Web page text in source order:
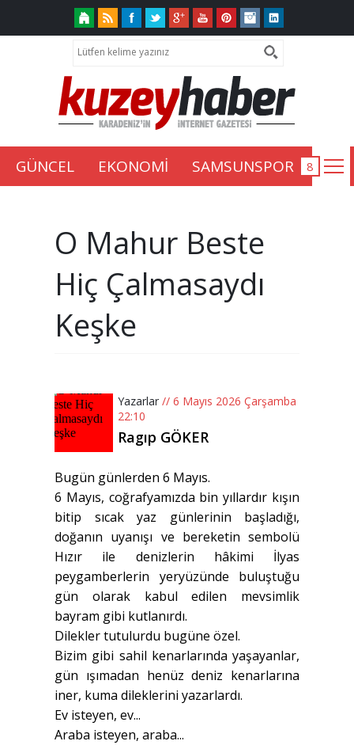
GÜNCEL EKONOMİ SAMSUNSPOR
O Mahur Beste
Hiç Çalmasaydı
Keşke
Yazarlar // 6 Mayıs 2026 Çarşamba
22:10
Ragıp GÖKER
Bugün günlerden 6 Mayıs.
6 Mayıs, coğrafyamızda bin yıllardır kışın
bitip sıcak yaz günlerinin başladığı,
doğanın uyanışı ve bereketin sembolü
Hızır ile denizlerin hâkimi İlyas
peygamberlerin yeryüzünde buluştuğu
gün olarak kabul edilen mevsimlik
bayram gibi kutlanırdı.
Dilekler tutulurdu bugüne özel.
Bizim gibi sahil kenarlarında yaşayanlar,
gün ışımadan henüz deniz kenarlarına
iner, kuma dileklerini yazarlardı.
Ev isteyen, ev...
Araba isteyen, araba...